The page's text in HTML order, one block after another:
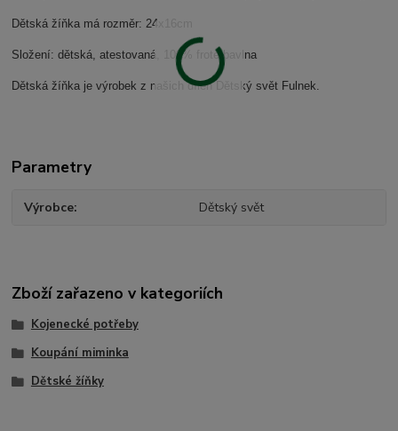
Dětská žíňka má rozměr: 24x16cm
Složení: dětská, atestovaná, 100% froté bavlna
Dětská žíňka je výrobek z našich dílen Dětský svět Fulnek.
Parametry
Výrobce Dětský svět
Zboží zařazeno v kategoriích
Kojenecké potřeby
Koupání miminka
Dětské žíňky